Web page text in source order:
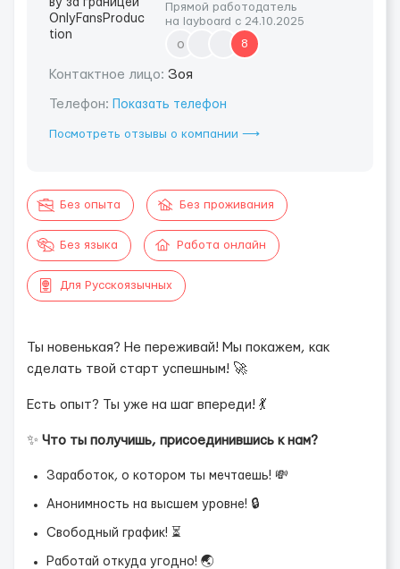
Прямой работодатель
на layboard с 24.10.2025
o 8
Контактное лицо: Зоя
Телефон: Показать телефон
Посмотреть отзывы о компании ⟶
Без опыта Без проживания
Без языка Работа онлайн
Для Русскоязычных
Ты новенькая? Не переживай! Мы покажем, как
сделать твой старт успешным! 🚀
Есть опыт? Ты уже на шаг впереди! 💃
✨ Что ты получишь, присоединившись к нам?
Заработок, о котором ты мечтаешь! 💸
Анонимность на высшем уровне! 🔒
Свободный график! ⏳
Работай откуда угодно! 🌏